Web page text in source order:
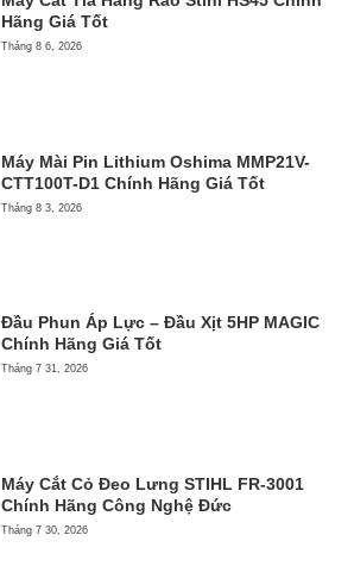
Hãng Giá Tốt
Tháng 8 6, 2026
Máy Mài Pin Lithium Oshima MMP21V-
CTT100T-D1 Chính Hãng Giá Tốt
Tháng 8 3, 2026
Đầu Phun Áp Lực – Đầu Xịt 5HP MAGIC
Chính Hãng Giá Tốt
Tháng 7 31, 2026
Máy Cắt Cỏ Đeo Lưng STIHL FR-3001
Chính Hãng Công Nghệ Đức
Tháng 7 30, 2026